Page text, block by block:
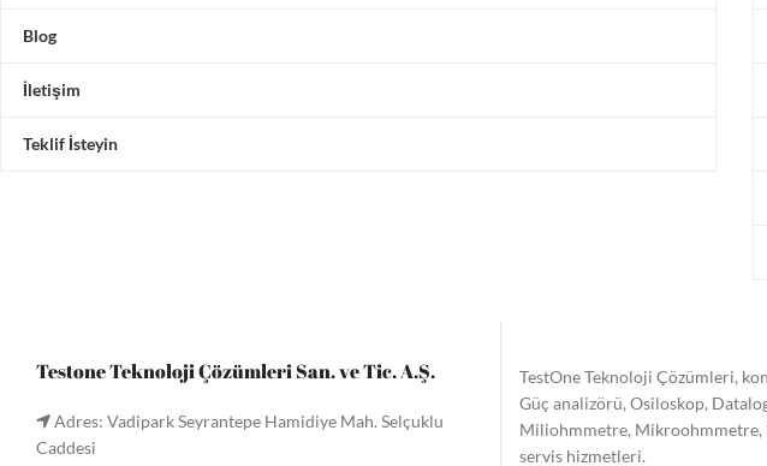
Blog
İletişim
Teklif İsteyin
Testone Teknoloji Çözümleri San. ve Tic. A.Ş.
Adres: Vadipark Seyrantepe Hamidiye Mah. Selçuklu
Caddesi
TestOne Teknoloji Çözümleri,
Güç analizörü, Osiloskop,
Miliohmmetre, Mikroohmmetre,
servis hizmetleri.